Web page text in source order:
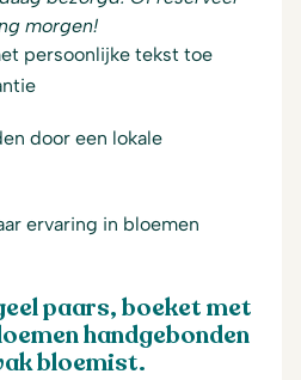
morgen!
persoonlijke tekst toe
door een lokale
ervaring in bloemen
paars, boeket met
handgebonden
bloemist.